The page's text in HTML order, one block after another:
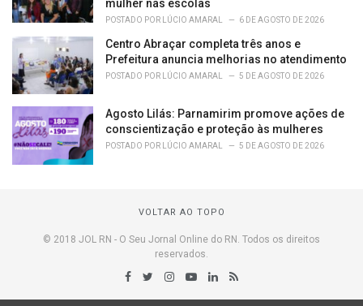
mulher nas escolas
POSTADO POR LÚCIO AMARAL 6 DE AGOSTO DE 2026
Centro Abraçar completa três anos e
Prefeitura anuncia melhorias no atendimento
POSTADO POR LÚCIO AMARAL 5 DE AGOSTO DE 2026
Agosto Lilás: Parnamirim promove ações de
conscientização e proteção às mulheres
POSTADO POR LÚCIO AMARAL 5 DE AGOSTO DE 2026
VOLTAR AO TOPO
© 2018 JOL RN - O Seu Jornal Online do RN. Todos os direitos
reservados.